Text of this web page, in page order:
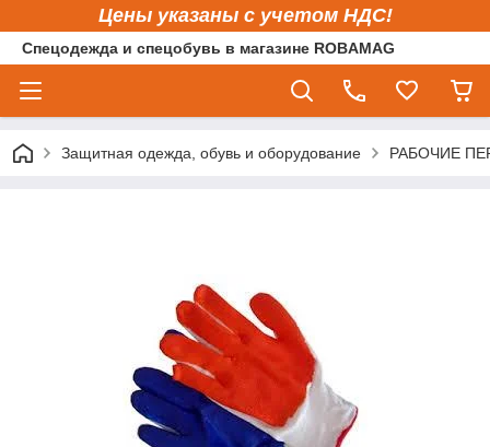
Цены указаны с учетом НДС!
Спецодежда и спецобувь в магазине ROBAMAG
Защитная одежда, обувь и оборудование РАБОЧИЕ